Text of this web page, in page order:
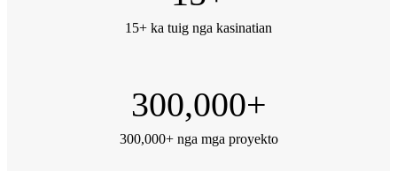
15+ ka tuig nga kasinatian
300,000+
300,000+ nga mga proyekto